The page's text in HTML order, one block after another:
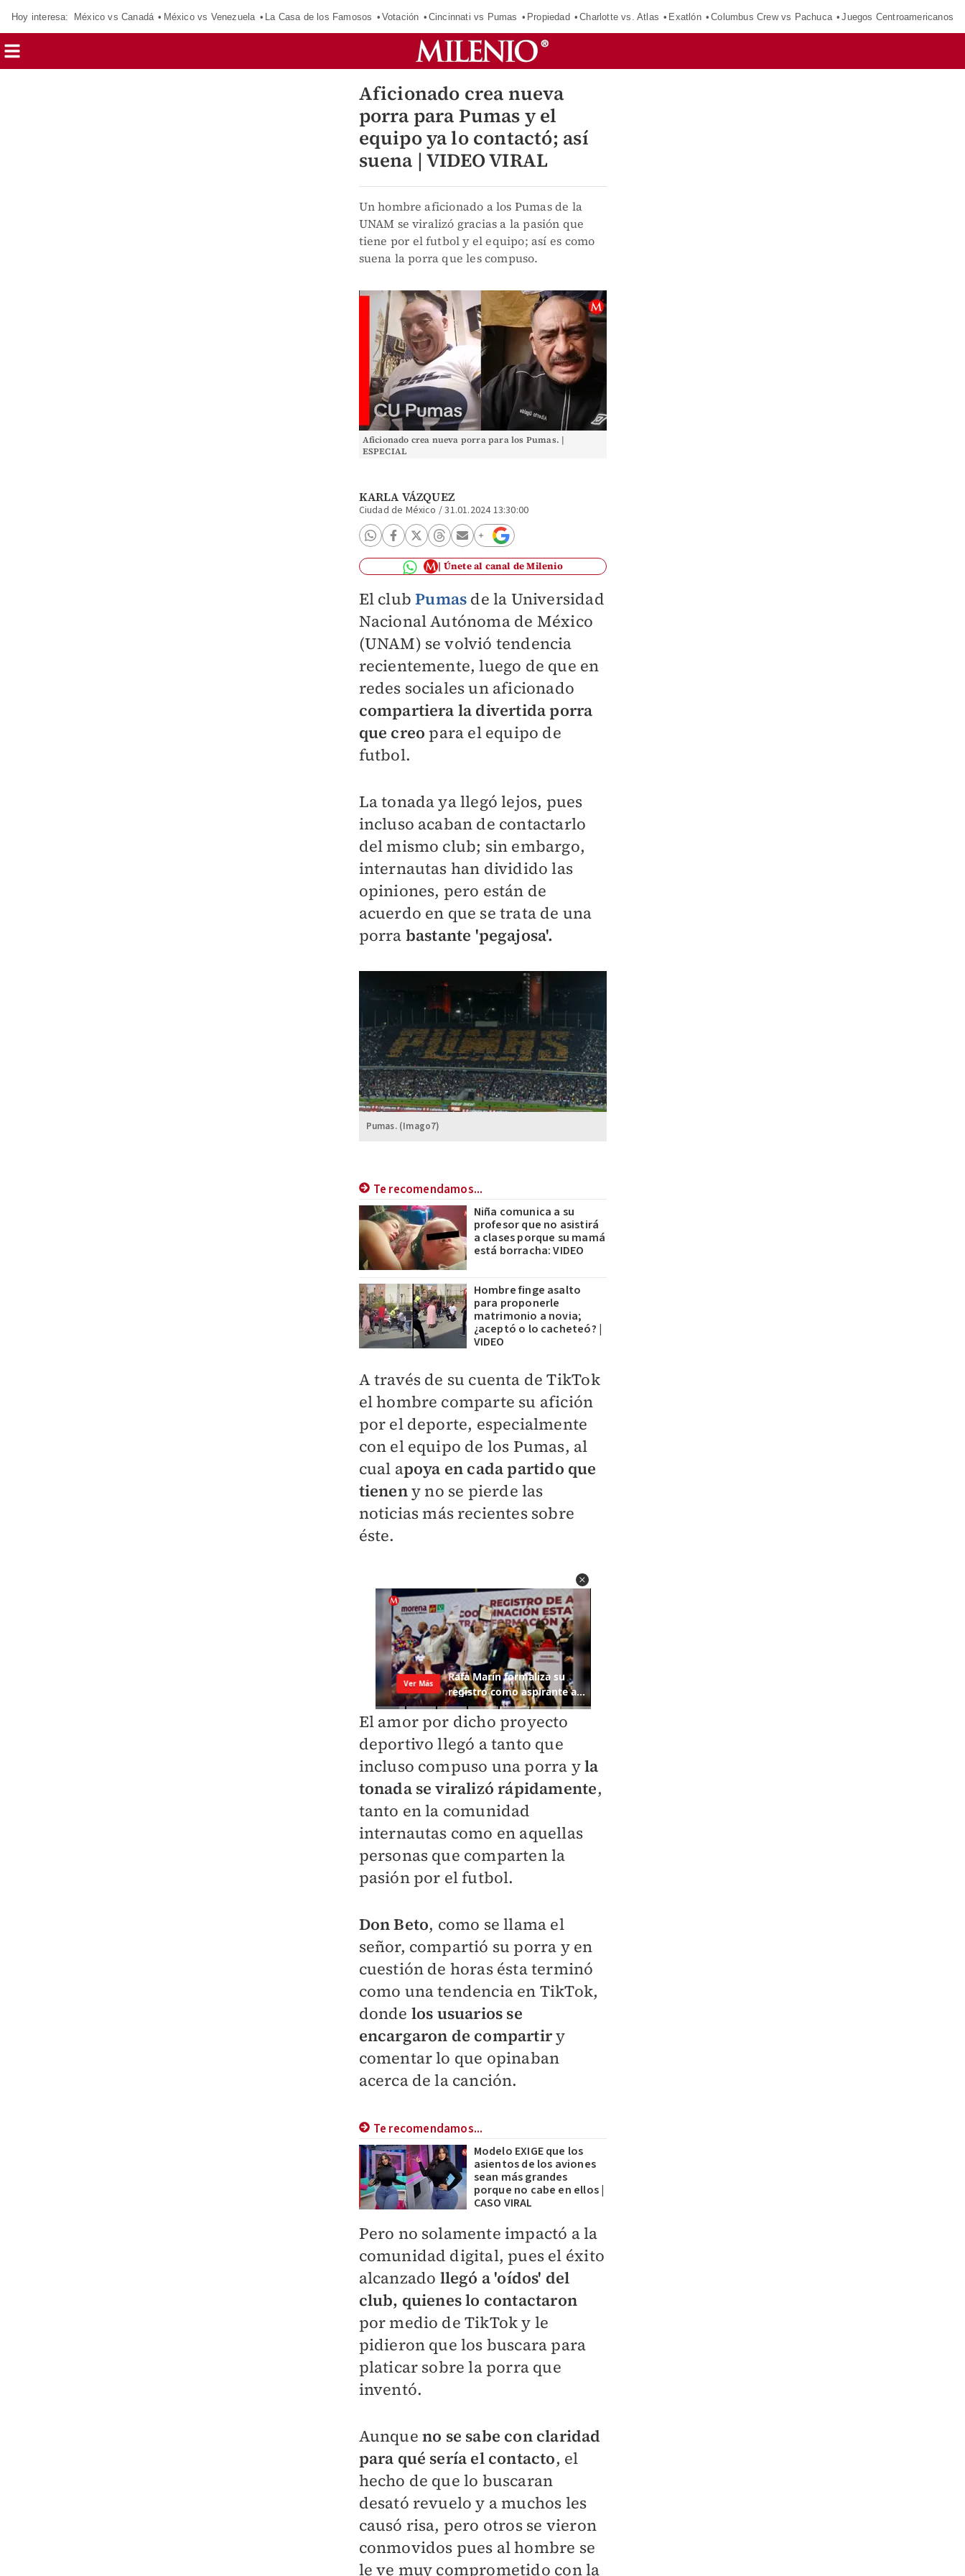
Hoy interesa: México vs Canadá México vs Venezuela La Casa de los Famosos Votación Cincinnati vs Pumas Propiedad Charlotte vs. Atlas Exatlón Columbus Crew vs Pachuca Juegos Centroamericanos
Aficionado crea nueva
porra para Pumas y el
equipo ya lo contactó; así
suena | VIDEO VIRAL
Un hombre aficionado a los Pumas de la
UNAM se viralizó gracias a la pasión que
tiene por el futbol y el equipo; así es como
suena la porra que les compuso.
Aficionado crea nueva porra para los Pumas. |
ESPECIAL
KARLA VÁZQUEZ
Ciudad de México /31.01.2024 13:30:00
Únete al canal de Milenio
El clubPumas de la Universidad
Nacional Autónoma de México
(UNAM) se volvió tendencia
recientemente, luego de que en
redes sociales un aficionado
compartiera la divertida porra
que creo para el equipo de
futbol.
La tonada ya llegó lejos, pues
incluso acaban de contactarlo
del mismo club; sin embargo,
internautas han dividido las
opiniones, pero están de
acuerdo en que se trata de una
porra bastante 'pegajosa'.
Pumas. (Imago7)
Te recomendamos...
Niña comunica a su
profesor que no asistirá
a clases porque su mamá
está borracha: VIDEO
Hombre finge asalto
para proponerle
matrimonio a novia;
¿aceptó o lo cacheteó? |
VIDEO
A través de su cuenta de TikTok
el hombre comparte su afición
por el deporte, especialmente
con el equipo de los Pumas, al
cual apoya en cada partido que
tieneny no se pierde las
noticias más recientes sobre
éste.
El amor por dicho proyecto
deportivo llegó a tanto que
incluso compuso una porra yla
tonada se viralizó rápidamente,
tanto en la comunidad
internautas como en aquellas
personas que comparten la
pasión por el futbol.
Don Beto, como se llama el
señor, compartió su porra y en
cuestión de horas ésta terminó
como una tendencia en TikTok,
donde los usuarios se
encargaron de compartiry
comentar lo que opinaban
acerca de la canción.
Te recomendamos...
Modelo EXIGE que los
asientos de los aviones
sean más grandes
porque no cabe en ellos |
CASO VIRAL
Pero no solamente impactó a la
comunidad digital, pues el éxito
alcanzado llegó a 'oídos' del
club, quienes lo contactaron
por medio de TikTok y le
pidieron que los buscara para
platicar sobre la porra que
inventó.
Aunque no se sabe con claridad
para qué sería el contacto, el
hecho de que lo buscaran
desató revuelo y a muchos les
causó risa, pero otros se vieron
conmovidos pues al hombre se
le ve muy comprometido con la